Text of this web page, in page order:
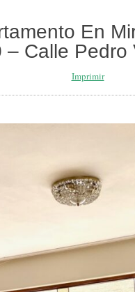
En
– Calle Pedro
Imprimir